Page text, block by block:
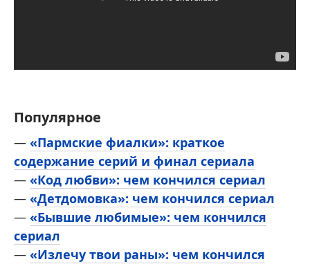
Популярное
— «Пармские фиалки»: краткое
содержание серий и финал сериала
— «Код любви»: чем кончился сериал
— «Детдомовка»: чем кончился сериал
— «Бывшие любимые»: чем кончился
сериал
— «Излечу твои раны»: чем кончился